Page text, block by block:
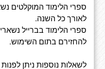
ספרי הלימוד המוקלטים
לאורך כל השנה.
ספרי הלימוד בברייל
להחזירם בתום השימוש.
לשאלות נוספות ניתן